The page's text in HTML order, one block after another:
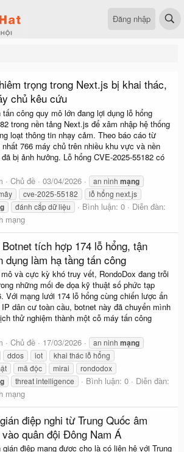
Đăng nhập
trọng trong Next.js bị khai thác,
chủ kêu cứu
công quy mô lớn đang lợi dụng lỗ hổng
trong nền tảng Next.js để xâm nhập hệ thống
loạt thông tin nhạy cảm. Theo báo cáo từ
766 máy chủ trên nhiều khu vực và nền
bị ảnh hưởng. Lỗ hổng CVE-2025-55182 có
Chủ đề 03/04/2026 an ninh mạng
cve-2025-55182 lỗ hổng next.js
đánh cắp dữ liệu Bình luận: 0
Diễn đàn:
mạng
tích hợp 174 lỗ hổng, tận
dụng làm hạ tầng tấn công
và cực kỳ khó truy vết, RondoDox đang trỗi
những mối đe dọa kỹ thuật số phức tạp
Với mạng lưới 174 lỗ hổng cùng chiến lược ẩn
dân cư toàn cầu, botnet này đã chuyển mình
thử nghiệm thành một cỗ máy tấn công
Chủ đề 17/03/2026 an ninh mạng
ddos iot
khai thác lỗ hổng
mã độc mirai rondodox
threat intelligence Bình luận: 0
Diễn đàn:
mạng
điệp nghi từ Trung Quốc âm
quân đội Đông Nam Á
điệp mạng được cho là có liên hệ với Trung